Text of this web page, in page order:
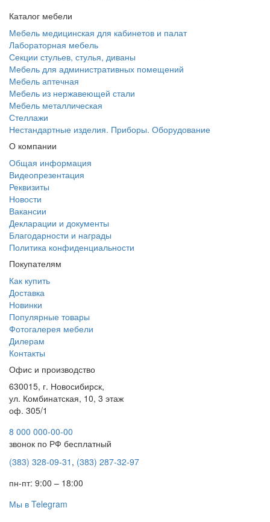
Каталог мебели
Мебель медицинская для кабинетов и палат
Лабораторная мебель
Секции стульев, стулья, диваны
Мебель для административных помещений
Мебель аптечная
Мебель из нержавеющей стали
Мебель металлическая
Стеллажи
Нестандартные изделия. Приборы. Оборудование
О компании
Общая информация
Видеопрезентация
Реквизиты
Новости
Вакансии
Декларации и документы
Благодарности и награды
Политика конфиденциальности
Покупателям
Как купить
Доставка
Новинки
Популярные товары
Фотогалерея мебели
Дилерам
Контакты
Офис и производство
630015, г. Новосибирск,
ул. Комбинатская, 10, 3 этаж
оф. 305/1
8 000 000-00-00
звонок по РФ бесплатный
(383) 328-09-31 , (383) 287-32-97
пн-пт: 9:00 – 18:00
Мы в Telegram